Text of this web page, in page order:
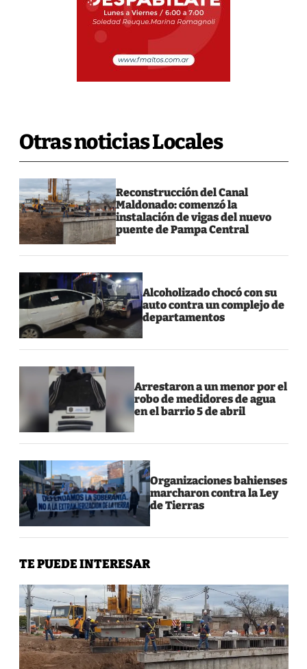
Otras noticias Locales
Reconstrucción del Canal
Maldonado: comenzó la
instalación de vigas del nuevo
puente de Pampa Central
Alcoholizado chocó con su
auto contra un complejo de
departamentos
Arrestaron a un menor por el
robo de medidores de agua
en el barrio 5 de abril
Organizaciones bahienses
marcharon contra la Ley
de Tierras
TE PUEDE INTERESAR